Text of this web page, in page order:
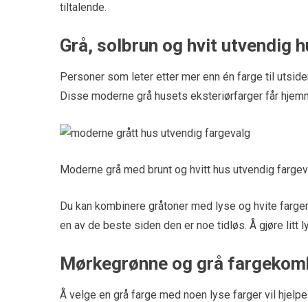
tiltalende.
Grå, solbrun og hvit utvendig
Personer som leter etter mer enn én farge til
Disse moderne grå husets eksteriørfarger får
Moderne grå med brunt og hvitt hus utvendig
Du kan kombinere gråtoner med lyse og hvite
en av de beste siden den er noe tidløs. Å gjøre litt
Mørkegrønne og grå
Å velge en grå farge med noen lyse farger vil